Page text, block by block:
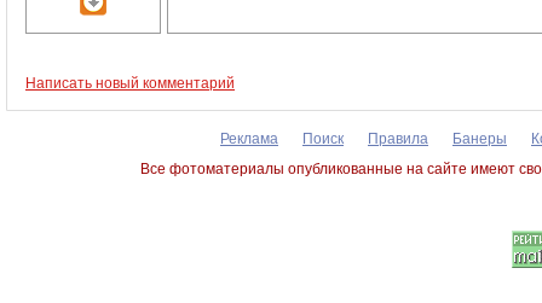
Написать новый комментарий
Реклама Поиск Правила Банеры
Все фотоматериалы опубликованные на сайте имеют